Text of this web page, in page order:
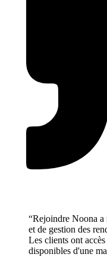
“Rejoindre Noona a
et de gestion des
Les clients ont
disponibles d'une